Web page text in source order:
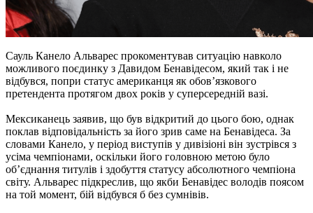
Сауль Канело Альварес прокоментував ситуацію навколо
можливого поєдинку з Давидом Бенавідесом, який так і не
відбувся, попри статус американця як обов’язкового
претендента протягом двох років у суперсередній вазі.
Мексиканець заявив, що був відкритий до цього бою, однак
поклав відповідальність за його зрив саме на Бенавідеса. За
словами Канело, у період виступів у дивізіоні він зустрівся з
усіма чемпіонами, оскільки його головною метою було
об’єднання титулів і здобуття статусу абсолютного чемпіона
світу. Альварес підкреслив, що якби Бенавідес володів поясом
на той момент, бій відбувся б без сумнівів.